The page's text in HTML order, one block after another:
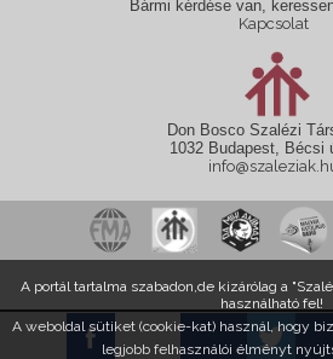
A weboldal sütiket (cookie-kat) használ, hogy
legjobb felhasználói élményt
Bármi kérdése van,
Kapcsolat
Don Bosco Szalézi
1032 Budapest, Bécsi
A portál tartalma szabadon,de kizárólag a
használható fel!